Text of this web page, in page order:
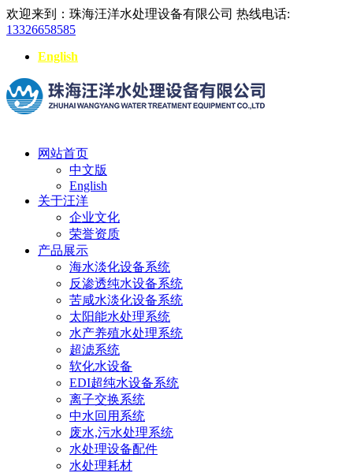
欢迎来到：珠海汪洋水处理设备有限公司 热线电话:
13326658585
English
网站首页
中文版
English
关于汪洋
企业文化
荣誉资质
产品展示
海水淡化设备系统
反渗透纯水设备系统
苦咸水淡化设备系统
太阳能水处理系统
水产养殖水处理系统
超滤系统
软化水设备
EDI超纯水设备系统
离子交换系统
中水回用系统
废水,污水处理系统
水处理设备配件
水处理耗材